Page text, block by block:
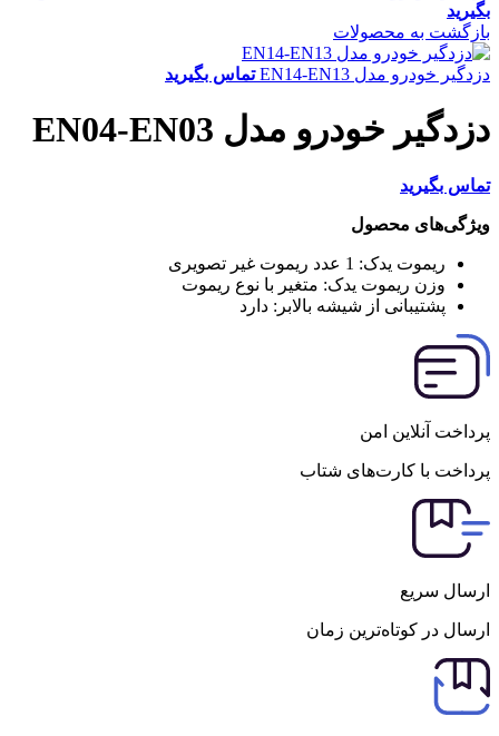
بگیرید
بازگشت به محصولات
دزدگیر خودرو مدل EN14-EN13 تماس بگیرید
دزدگیر خودرو مدل EN04-EN03
تماس بگیرید
ویژگی‌های محصول
ریموت یدک: 1 عدد ریموت غیر تصویری
وزن ریموت یدک: متغیر با نوع ریموت
پشتیبانی از شیشه بالابر: دارد
پرداخت آنلاین امن
پرداخت با کارت‌های شتاب
ارسال سریع
ارسال در کوتاه‌ترین زمان